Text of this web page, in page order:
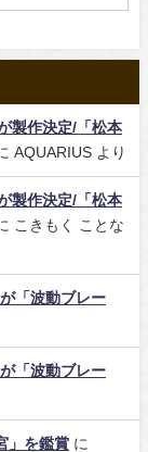
製作決定/「松本
AQUARIUS より
製作決定/「松本
こきもく ことな
「波動ブレー
「波動ブレー
」を鑑賞 に